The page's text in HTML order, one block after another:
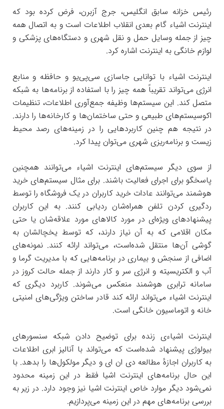
رئیس خزانه سابق انگلیس، جرج آزبرن، فرض کرده بود که
اینترنت اشیاء گام بعدی انقلاب اطلاعات است و به اتصال همه
چیز از جمله وسایل حمل و نقل شهری و دستگاه‌های پزشکی و
لوازم خانگی به اینترنت اشاره کرد.
اینترنت اشیاء با توانایی جاسازی سی‌پی‌یو و حافظه و منابع
انرژی می‌تواند تقریباً همه چیز را با استفاده از برنامه‌ها به شبکه
متصل کند. این سیستم‌ها وظیفه جمع‌آوری اطلاعات، تنظیمات
اکوسیستم‌های طبیعی و حتی ساختمان‌ها و کارخانه‌ها را دارند.
در نتیجه هم چنین کاربردهایی را در زمینه‌های رصد محیط
زیست و برنامه‌ریزی شهری می‌توان پیدا کرد.
از سوی دیگر سیستم‌های اینترنت اشیاء می‌توانند همچنین
پاسخگو برای اجرای فعالیت باشند. برای مثال سیستم‌های خرید
هوشمند می‌توانند عادات خرید کاربران در یک فروشگاه را توسط
ردگیری کردن تلفن همراه‌شان ردیابی کنند. به این کاربران
پیشنهادهای ویژه‌ای در مورد کالاهای مورد علاقه‌شان یا حتی
مکان اقلامی که به آن نیاز دارند، که توسط یخچالشان به
گوشی آن‌ها منتقل شده‌است، می‌تواند ارائه کنند. نمونه‌های
اضافی از سنجش و بیماری در برنامه‌هایی که با مدیریت گرما و
آب و الکتریسیته و انرژی سر و کار دارند از جمله حالت کروز در
سامانه ترابری هوشمند منعکس می‌شوند. کاربرد دیگری که
اینترنت اشیاء می‌تواند ارائه کند قادر ساختن ویژگی‌های امنیتی
خانه و اتوماسیون خانگی است.
اینترنت اشیاءی زنده برای توضیح دادن شبکه سنسورهای
بیولوژی پیشنهاد شده‌است که می‌تواند با آنالیز ابری اطلاعات
به کاربران اجازهٔ مطالعه دی ان ای و دیگر مولکول‌ها را بدهد. با
این حال برنامه‌های اینترنت اشیا فقط در این زمینه محدود
نمی‌شود دیگر موارد خاص اینترنت اشیا نیز وجود دارد. در زیر به
بررسی برنامه‌های مهم در این زمینه می‌پردازیم.